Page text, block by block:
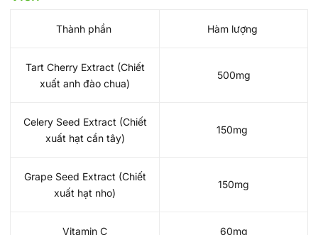
Thành phần Hàm lượng
Tart Cherry Extract (Chiết
xuất anh đào chua)
500mg
Celery Seed Extract (Chiết
xuất hạt cần tây)
150mg
Grape Seed Extract (Chiết
xuất hạt nho)
150mg
Vitamin C 60mg